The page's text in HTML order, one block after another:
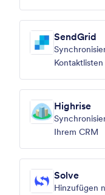
SendGrid
Kontaktlisten
Highrise
Ihrem CRM
Solve
Hinzufügen